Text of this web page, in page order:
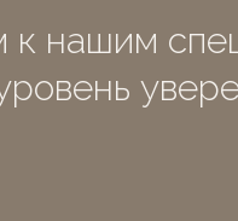
к нашим